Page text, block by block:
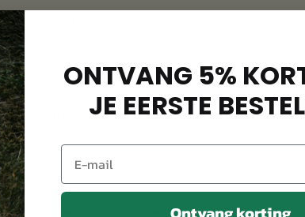
en platy’s.
of plantaardige bestanddelen.
in het midden of onderaan zwemmen.
ONTVANG 5%
JE EERSTE